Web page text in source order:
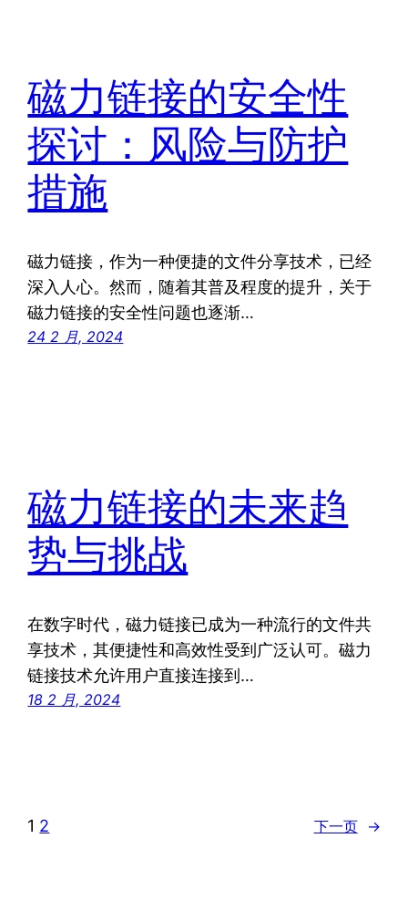
磁力链接的安全性
探讨：风险与防护
措施
磁力链接，作为一种便捷的文件分享技术，已经
深入人心。然而，随着其普及程度的提升，关于
磁力链接的安全性问题也逐渐…
24 2 月, 2024
磁力链接的未来趋
势与挑战
在数字时代，磁力链接已成为一种流行的文件共
享技术，其便捷性和高效性受到广泛认可。磁力
链接技术允许用户直接连接到…
18 2 月, 2024
1 2 下一页 →